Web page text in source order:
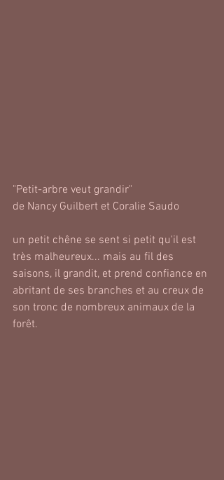
"Petit-arbre veut grandir"
de Nancy Guilbert et Coralie Saudo
un petit chêne se sent si petit qu'il est
très malheureux... mais au fil des
saisons, il grandit, et prend confiance en
abritant de ses branches et au creux de
son tronc de nombreux animaux de la
forêt.